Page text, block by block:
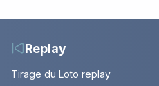
Replay
Tirage du Loto replay